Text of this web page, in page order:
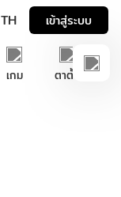
TH เข้าสู่ระบบ
เกม ตาตั้ง